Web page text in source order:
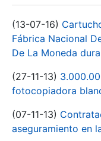
(13-07-16)
Fábrica Nacional
De La Moneda
(27-11-13)
fotocopiadora
(07-11-13)
aseguramiento en